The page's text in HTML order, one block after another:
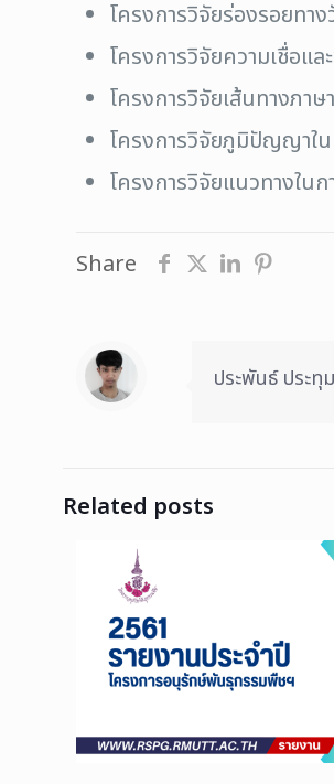
โครงการวิจัยร่องรอยท
โครงการวิจัยความเชื่อแ
โครงการวิจัยเส้นทางภา
โครงการวิจัยภูมิปัญญาใ
โครงการวิจัยแนวทางใน
Share
ประพันธ์ ประทุ
Related posts